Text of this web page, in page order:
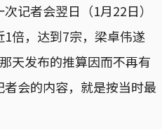
记者会翌日（1月22日）
倍，达到7宗，梁卓伟遂
天发布的推算因而不再有
会的内容，就是按当时最